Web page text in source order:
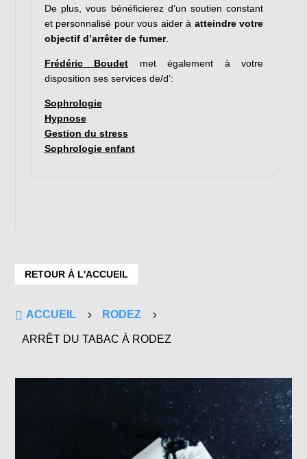
De plus, vous bénéficierez d’un soutien constant
et personnalisé pour vous aider à atteindre votre
objectif d’arrêter de fumer.
Frédéric Boudet met également à votre
disposition ses services de/d’:
Sophrologie
Hypnose
Gestion du stress
Sophrologie enfant
RETOUR À L'ACCUEIL
 ACCUEIL 5 RODEZ 5
ARRÊT DU TABAC À RODEZ